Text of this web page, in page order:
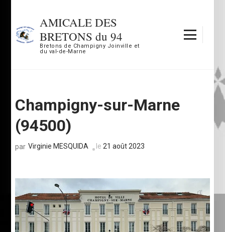
contenu
(Pressez
AMICALE DES
BRETONS du 94
Bretons de Champigny Joinville et
du val-de-Marne
Champigny-sur-Marne
(94500)
par Virginie MESQUIDA le21 août 2023